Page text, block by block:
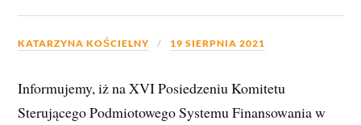
KATARZYNA KOŚCIELNY 19 SIERPNIA 2021
Informujemy, iż na XVI Posiedzeniu Komitetu
Sterującego Podmiotowego Systemu Finansowania w